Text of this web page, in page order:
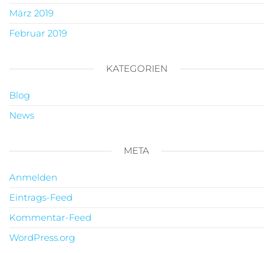
März 2019
Februar 2019
KATEGORIEN
Blog
News
META
Anmelden
Eintrags-Feed
Kommentar-Feed
WordPress.org